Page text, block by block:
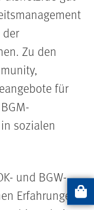
Zu den
für
sozialen
und BGW-
ErfahrungenArtikel